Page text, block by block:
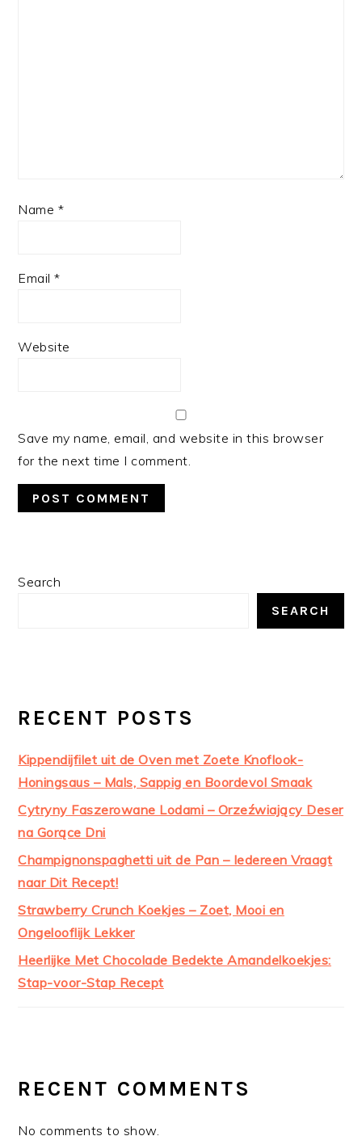
Name *
Email*
Website
Save my name, email, and website in this browser
for the next time I comment.
PRIMARY
Search
SEARCH
RECENT POSTS
Kippendijfilet uit de Oven met Zoete Knoflook-
Honingsaus – Mals, Sappig en Boordevol Smaak
Cytryny Faszerowane Lodami – Orzeźwiający Deser
na Gorące Dni
Champignonspaghetti uit de Pan – Iedereen Vraagt
naar Dit Recept!
Strawberry Crunch Koekjes – Zoet, Mooi en
Ongelooflijk Lekker
Heerlijke Met Chocolade Bedekte Amandelkoekjes:
Stap-voor-Stap Recept
RECENT COMMENTS
No comments to show.